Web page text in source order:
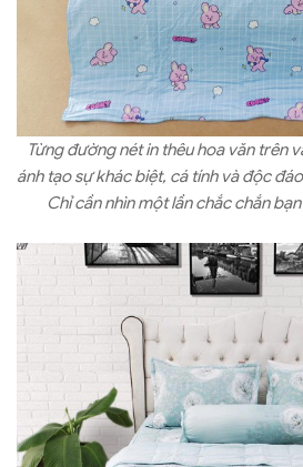
Từng đường nét in thêu hoa văn trên
ánh tạo sự khác biệt, cá tính và độc
Chỉ cần nhìn một lần chắc chắn